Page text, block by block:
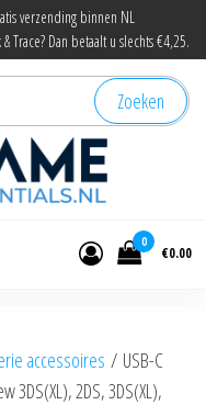
verzending binnen NL
Trace? Dan betaalt u slechts €4,25.
Zoeken
gamer
0
€0.00
accessoires / USB-C
3DS(XL), 2DS, 3DS(XL),